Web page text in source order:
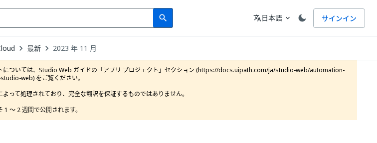
search
Search 言語
translate日本語 expand_more サインイン
最新 2023 年 11 月
については、Studio Web ガイドの「アプリ プロジェクト」セクション (https://docs.uipath.com/ja/studio-web/automation-
web) をご覧ください。
って処理されており、完全な翻訳を保証するものではありません。
～ 2 週間で公開されます。